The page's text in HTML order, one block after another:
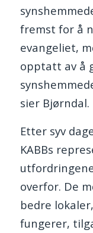
fremst for å
evangeliet,
opptatt av å
sier Bjørndal.
Etter syv
KABBs
overfor. De
bedre
fungerer,